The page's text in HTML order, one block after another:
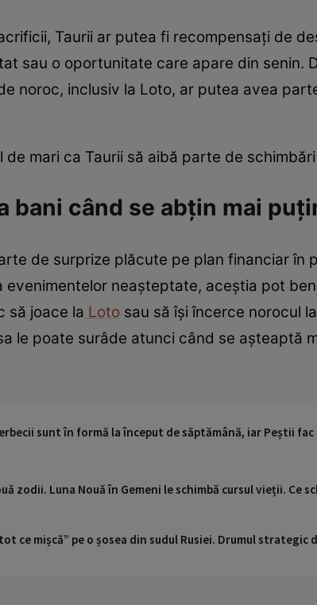
Taurii ar putea fi recompensați de
sau o oportunitate care apare din senin.
noroc, inclusiv la Loto, ar putea avea
de mari ca Taurii să aibă parte de
bani când se abțin mai
de surprize plăcute pe plan financiar în
evenimentelor neașteptate, aceștia pot
să joace la Loto sau să își încerce norocul
le poate surâde atunci când se așteaptă
sunt în formă la început de săptămână, iar Peștii
zodii. Luna Nouă în Gemeni le schimbă cursul vieții. Ce
ce mișcă” pe o șosea din sudul Rusiei. Drumul